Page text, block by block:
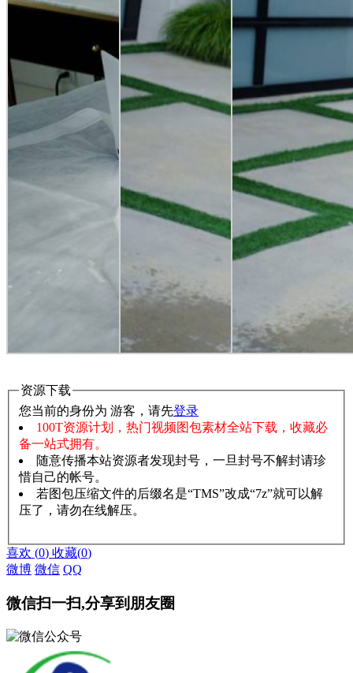
资源下载
您当前的身份为 游客，请先登录
100T资源计划，热门视频图包素材全站下载，收藏必
备一站式拥有。
随意传播本站资源者发现封号，一旦封号不解封请珍
惜自己的帐号。
若图包压缩文件的后缀名是“TMS”改成“7z”就可以解
压了，请勿在线解压。
喜欢 (0) 收藏(0)
微博 微信 QQ
微信扫一扫,分享到朋友圈